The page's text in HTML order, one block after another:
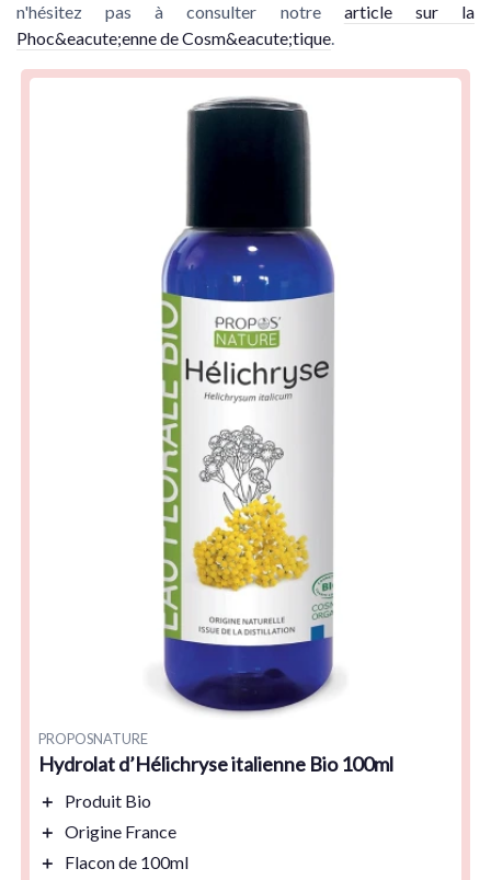
n'hésitez pas à consulter notre article sur la
Phoc&eacute;enne de Cosm&eacute;tique.
PROPOSNATURE
Hydrolat d’Hélichryse italienne Bio 100ml
＋ Produit Bio
＋ Origine France
＋
Flacon de 100ml